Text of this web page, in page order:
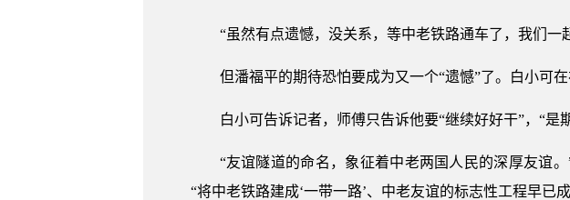
“虽然有点遗憾，没关系，等中老铁路通车了，我们一
但潘福平的期待恐怕要成为又一个“遗憾”了。白小可
白小可告诉记者，师傅只告诉他要“继续好好干”，“是
“友谊隧道的命名，象征着中老两国人民的深厚友谊
“将中老铁路建成‘一带一路’、中老友谊的标志性工程早